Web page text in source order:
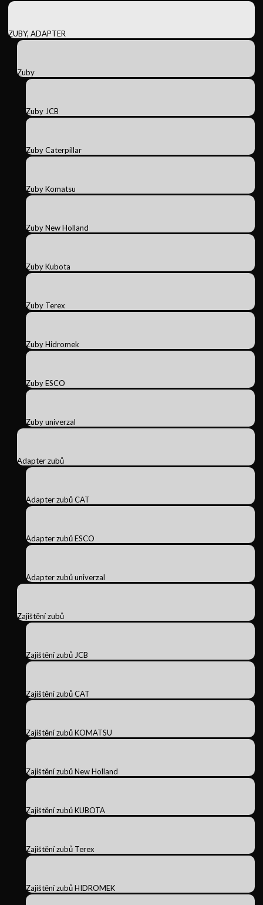
ZUBY, ADAPTER
Zuby
Zuby JCB
Zuby Caterpillar
Zuby Komatsu
Zuby New Holland
Zuby Kubota
Zuby Terex
Zuby Hidromek
Zuby ESCO
Zuby univerzal
Adapter zubů
Adapter zubů CAT
Adapter zubů ESCO
Adapter zubů univerzal
Zajištění zubů
Zajištění zubů JCB
Zajištění zubů CAT
Zajištění zubů KOMATSU
Zajištění zubů New Holland
Zajištění zubů KUBOTA
Zajištění zubů Terex
Zajištění zubů HIDROMEK